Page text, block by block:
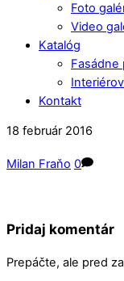
Foto
Video
Katalóg
Kontakt
Close
Close
18 február 2016
Milan Fraňo 0
Pridaj komentár
Prepáčte, ale pred